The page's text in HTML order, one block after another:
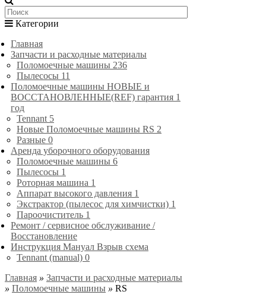
Категории
Главная
Запчасти и расходные материалы
Поломоечные машины 236
Пылесосы 11
Поломоечные машины НОВЫЕ и
ВОССТАНОВЛЕННЫЕ(REF) гарантия 1
год
Tennant 5
Новые Поломоечные машины RS 2
Разные 0
Аренда уборочного оборудования
Поломоечные машины 6
Пылесосы 1
Роторная машина 1
Аппарат высокого давления 1
Экстрактор (пылесос для химчистки) 1
Пароочиститель 1
Ремонт / сервисное обслуживание /
Восстановление
Инструкция Мануал Взрыв схема
Tennant (manual) 0
Главная » Запчасти и расходные материалы
» Поломоечные машины » RS